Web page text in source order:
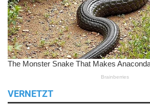
VERNETZT